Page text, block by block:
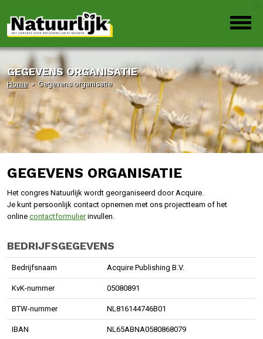
GEGEVENS ORGANISATIE
Home» Gegevens organisatie
GEGEVENS ORGANISATIE
Het congres Natuurlijk wordt georganiseerd door Acquire.
Je kunt persoonlijk contact opnemen met ons projectteam of het
onlinecontactformulierinvullen.
BEDRIJFSGEGEVENS
Bedrijfsnaam Acquire Publishing B.V.
KvK-nummer 05080891
BTW-nummer NL816144746B01
IBAN NL65ABNA0580868079